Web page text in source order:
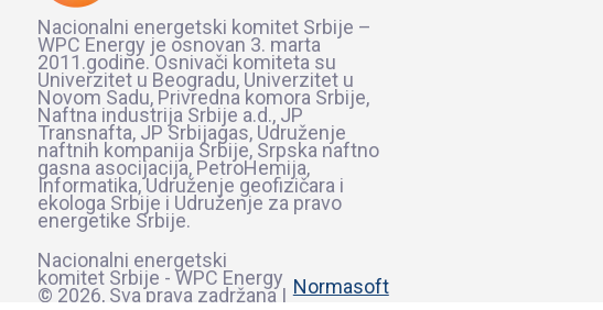
Nacionalni energetski komitet Srbije –
WPC Energy je osnovan 3. marta
2011.godine. Osnivači komiteta su
Univerzitet u Beogradu, Univerzitet u
Novom Sadu, Privredna komora Srbije,
Naftna industrija Srbije a.d., JP
Transnafta, JP Srbijagas, Udruženje
naftnih kompanija Srbije, Srpska naftno
gasna asocijacija, PetroHemija,
Informatika, Udruženje geofizičara i
ekologa Srbije i Udruženje za pravo
energetike Srbije.
Nacionalni energetski
komitet Srbije - WPC Energy
© 2026, Sva prava zadržana | Normasoft